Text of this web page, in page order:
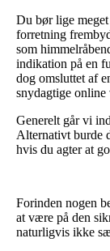
Du bør lige
forretning
som
indikation på en
dog omsluttet af
snydagtige online
Generelt går vi
Alternativt burde
hvis du agter at
Forinden nogen
at være på den
naturligvis ikke